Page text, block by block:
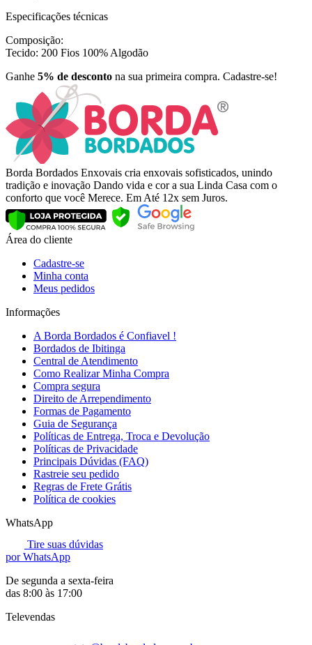
Especificações técnicas
Composição:
Tecido: 200 Fios 100% Algodão
Ganhe 5% de desconto na sua primeira compra. Cadastre-se!
Borda Bordados Enxovais cria enxovais sofisticados, unindo
tradição e inovação Dando vida e cor a sua Linda Casa com o
conforto que você Merece. Em Até 12x sem Juros.
Área do cliente
Cadastre-se
Minha conta
Meus pedidos
Informações
A Borda Bordados é Confiavel !
Bordados de Ibitinga
Central de Atendimento
Como Realizar Minha Compra
Compra segura
Direito de Arrependimento
Formas de Pagamento
Guia de Segurança
Políticas de Entrega, Troca e Devolução
Políticas de Privacidade
Principais Dúvidas (FAQ)
Rastreie seu pedido
Regras de Frete Grátis
Política de cookies
WhatsApp
Tire suas dúvidas
por WhatsApp
De segunda a sexta-feira
das 8:00 às 17:00
Televendas